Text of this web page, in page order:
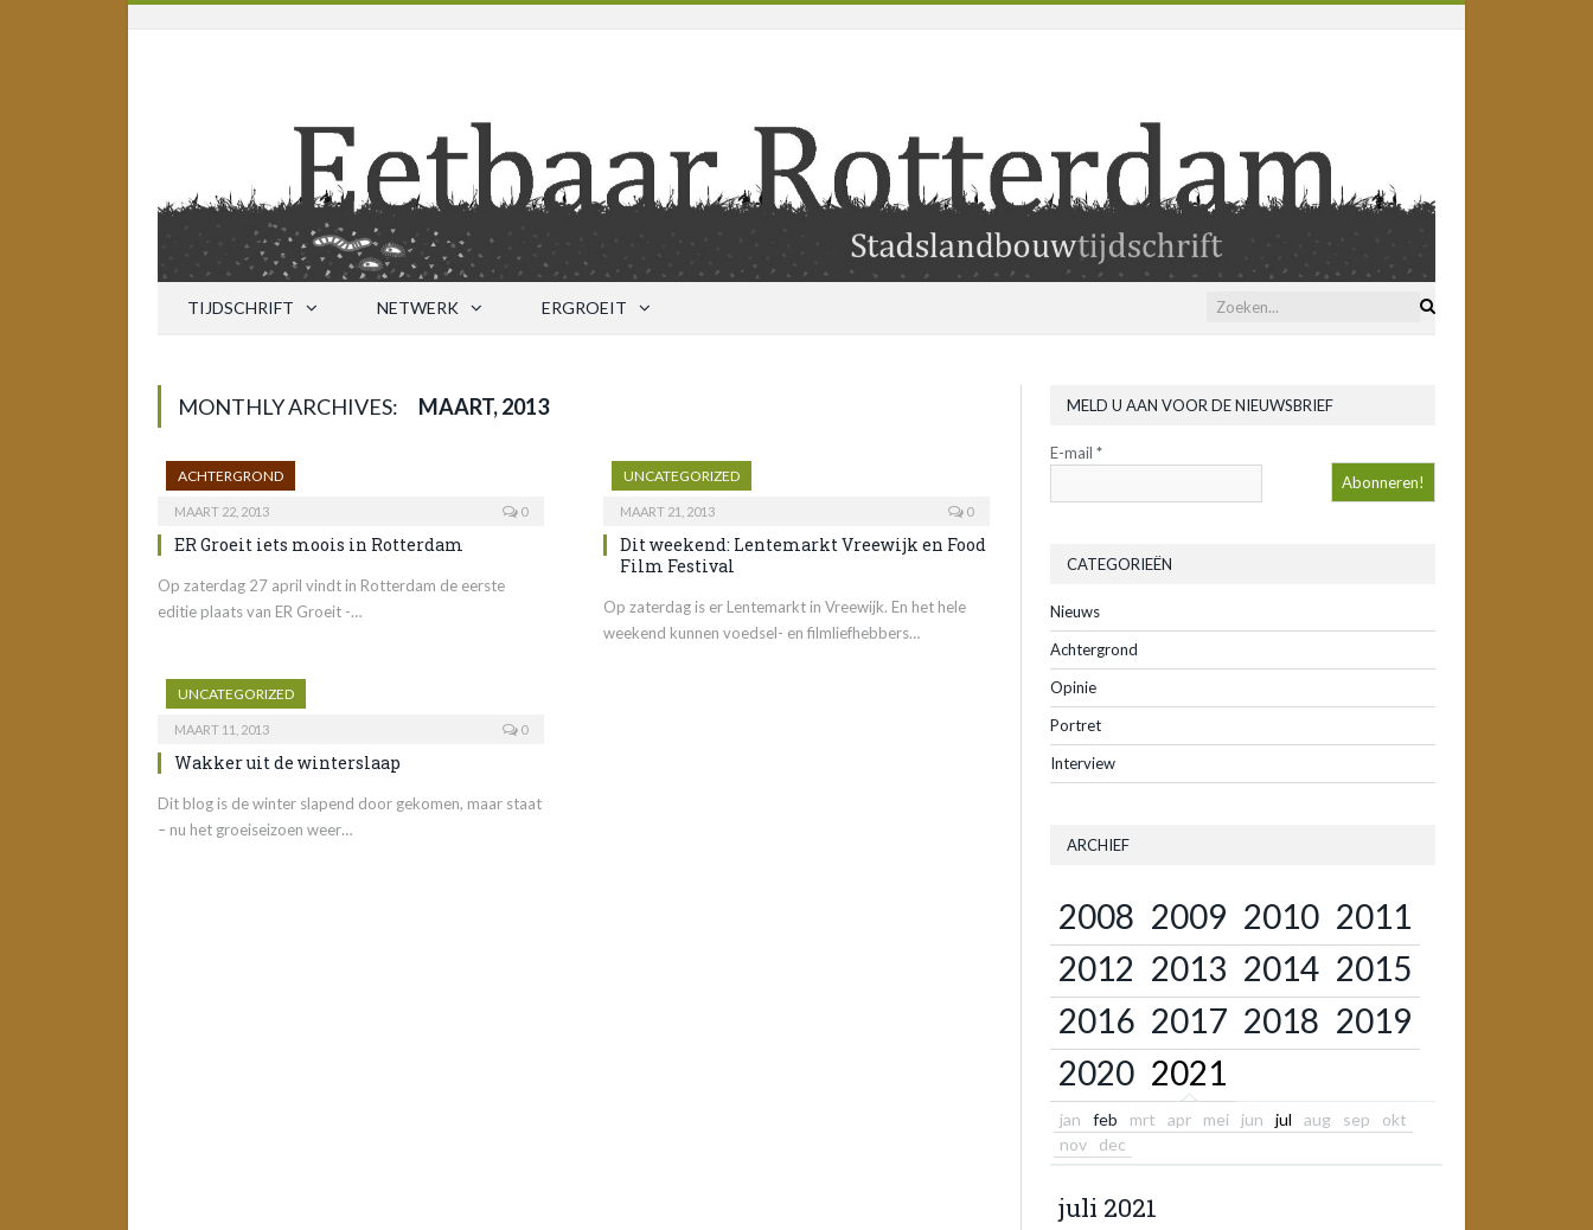
TIJDSCHRIFT NETWERK ERGROEIT
MONTHLY ARCHIVES: MAART, 2013
ACHTERGROND
MAART 22, 2013 0
ER Groeit iets moois in Rotterdam
Op zaterdag 27 april vindt in Rotterdam de eerste
editie plaats van ER Groeit -…
UNCATEGORIZED
MAART 21, 2013 0
Dit weekend: Lentemarkt Vreewijk en Food
Film Festival
Op zaterdag is er Lentemarkt in Vreewijk. En het hele
weekend kunnen voedsel- en filmliefhebbers…
UNCATEGORIZED
MAART 11, 2013 0
Wakker uit de winterslaap
Dit blog is de winter slapend door gekomen, maar staat
– nu het groeiseizoen weer…
MELD U AAN VOOR DE NIEUWSBRIEF
E-mail *
CATEGORIEËN
Nieuws
Achtergrond
Opinie
Portret
Interview
ARCHIEF
2008 2009 2010 2011
2012 2013 2014 2015
2016 2017 2018 2019
2020 2021
jan feb mrt apr mei jun jul aug sep
okt
nov
dec
juli 2021